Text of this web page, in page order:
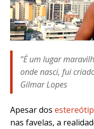
“É um lugar
onde nasci, fui
Gilmar Lopes
Apesar dos
nas favelas, a